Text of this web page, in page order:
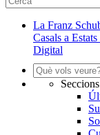
La Franz
Casals a
Digital
Seccions